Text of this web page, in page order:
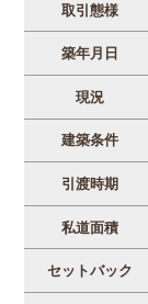
取引態様
築年月日
現況
建築条件
引渡時期
私道面積
セットバック